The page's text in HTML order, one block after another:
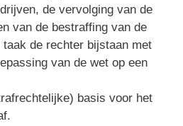
de vervolging van de
van de bestraffing van de
de rechter bijstaan met
van de wet op een
basis voor het